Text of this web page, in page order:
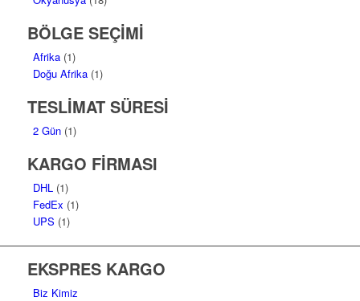
BÖLGE SEÇİMİ
Afrika (1)
Doğu Afrika (1)
TESLİMAT SÜRESİ
2 Gün (1)
KARGO FİRMASI
DHL (1)
FedEx (1)
UPS (1)
EKSPRES KARGO
Biz Kimiz